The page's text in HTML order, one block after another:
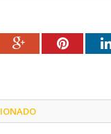
Google+